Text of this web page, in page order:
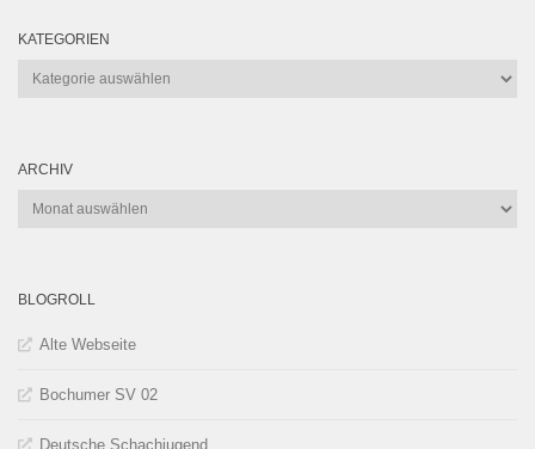
KATEGORIEN
Kategorien
ARCHIV
Archiv
BLOGROLL
Alte Webseite
Bochumer SV 02
Deutsche Schachjugend